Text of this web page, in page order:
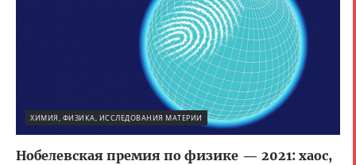
ХИМИЯ, ФИЗИКА, ИССЛЕДОВАНИЯ МАТЕРИИ
Нобелевская премия по физике — 2021: хаос,